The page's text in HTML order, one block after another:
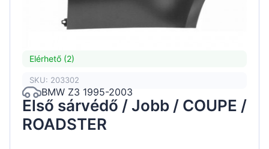
Elérhető (2)
SKU: 203302
BMW Z3 1995-2003
Első sárvédő / Jobb / COUPE /
ROADSTER